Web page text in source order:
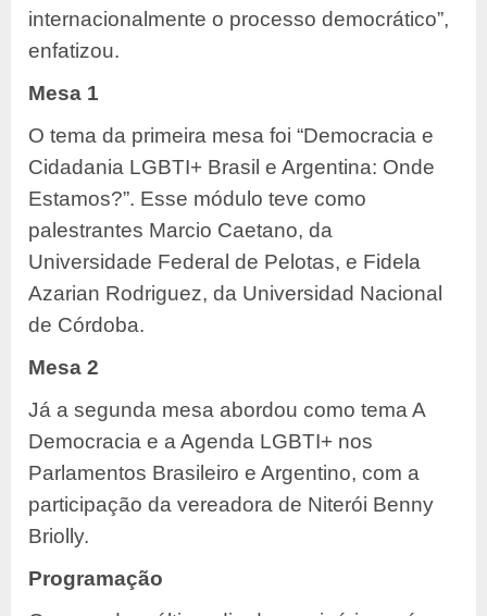
internacionalmente o processo democrático”,
enfatizou.
Mesa 1
O tema da primeira mesa foi “Democracia e
Cidadania LGBTI+ Brasil e Argentina: Onde
Estamos?”. Esse módulo teve como
palestrantes Marcio Caetano, da
Universidade Federal de Pelotas, e Fidela
Azarian Rodriguez, da Universidad Nacional
de Córdoba.
Mesa 2
Já a segunda mesa abordou como tema A
Democracia e a Agenda LGBTI+ nos
Parlamentos Brasileiro e Argentino, com a
participação da vereadora de Niterói Benny
Briolly.
Programação